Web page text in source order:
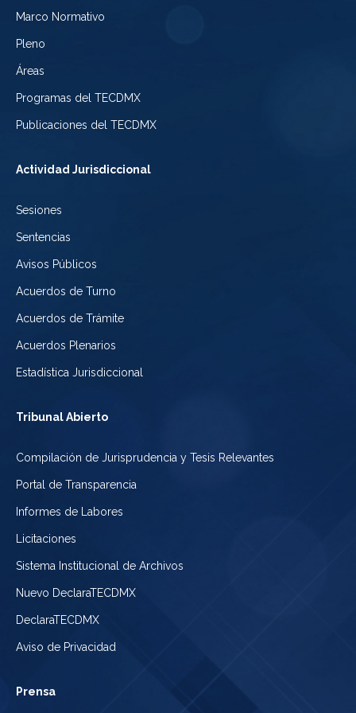
Marco Normativo
Pleno
Áreas
Programas del TECDMX
Publicaciones del TECDMX
Actividad Jurisdiccional
Sesiones
Sentencias
Avisos Públicos
Acuerdos de Turno
Acuerdos de Trámite
Acuerdos Plenarios
Estadística Jurisdiccional
Tribunal Abierto
Compilación de Jurisprudencia y Tesis Relevantes
Portal de Transparencia
Informes de Labores
Licitaciones
Sistema Institucional de Archivos
Nuevo DeclaraTECDMX
DeclaraTECDMX
Aviso de Privacidad
Prensa